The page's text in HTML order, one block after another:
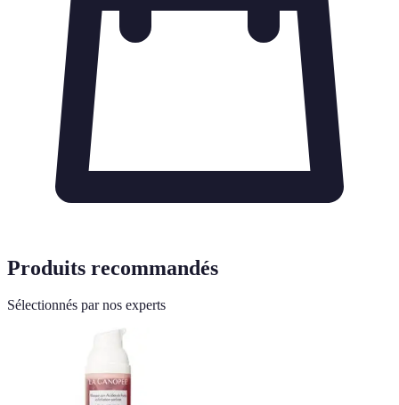
Produits recommandés
Sélectionnés par nos experts